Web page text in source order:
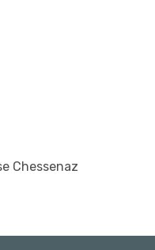
Chessenaz